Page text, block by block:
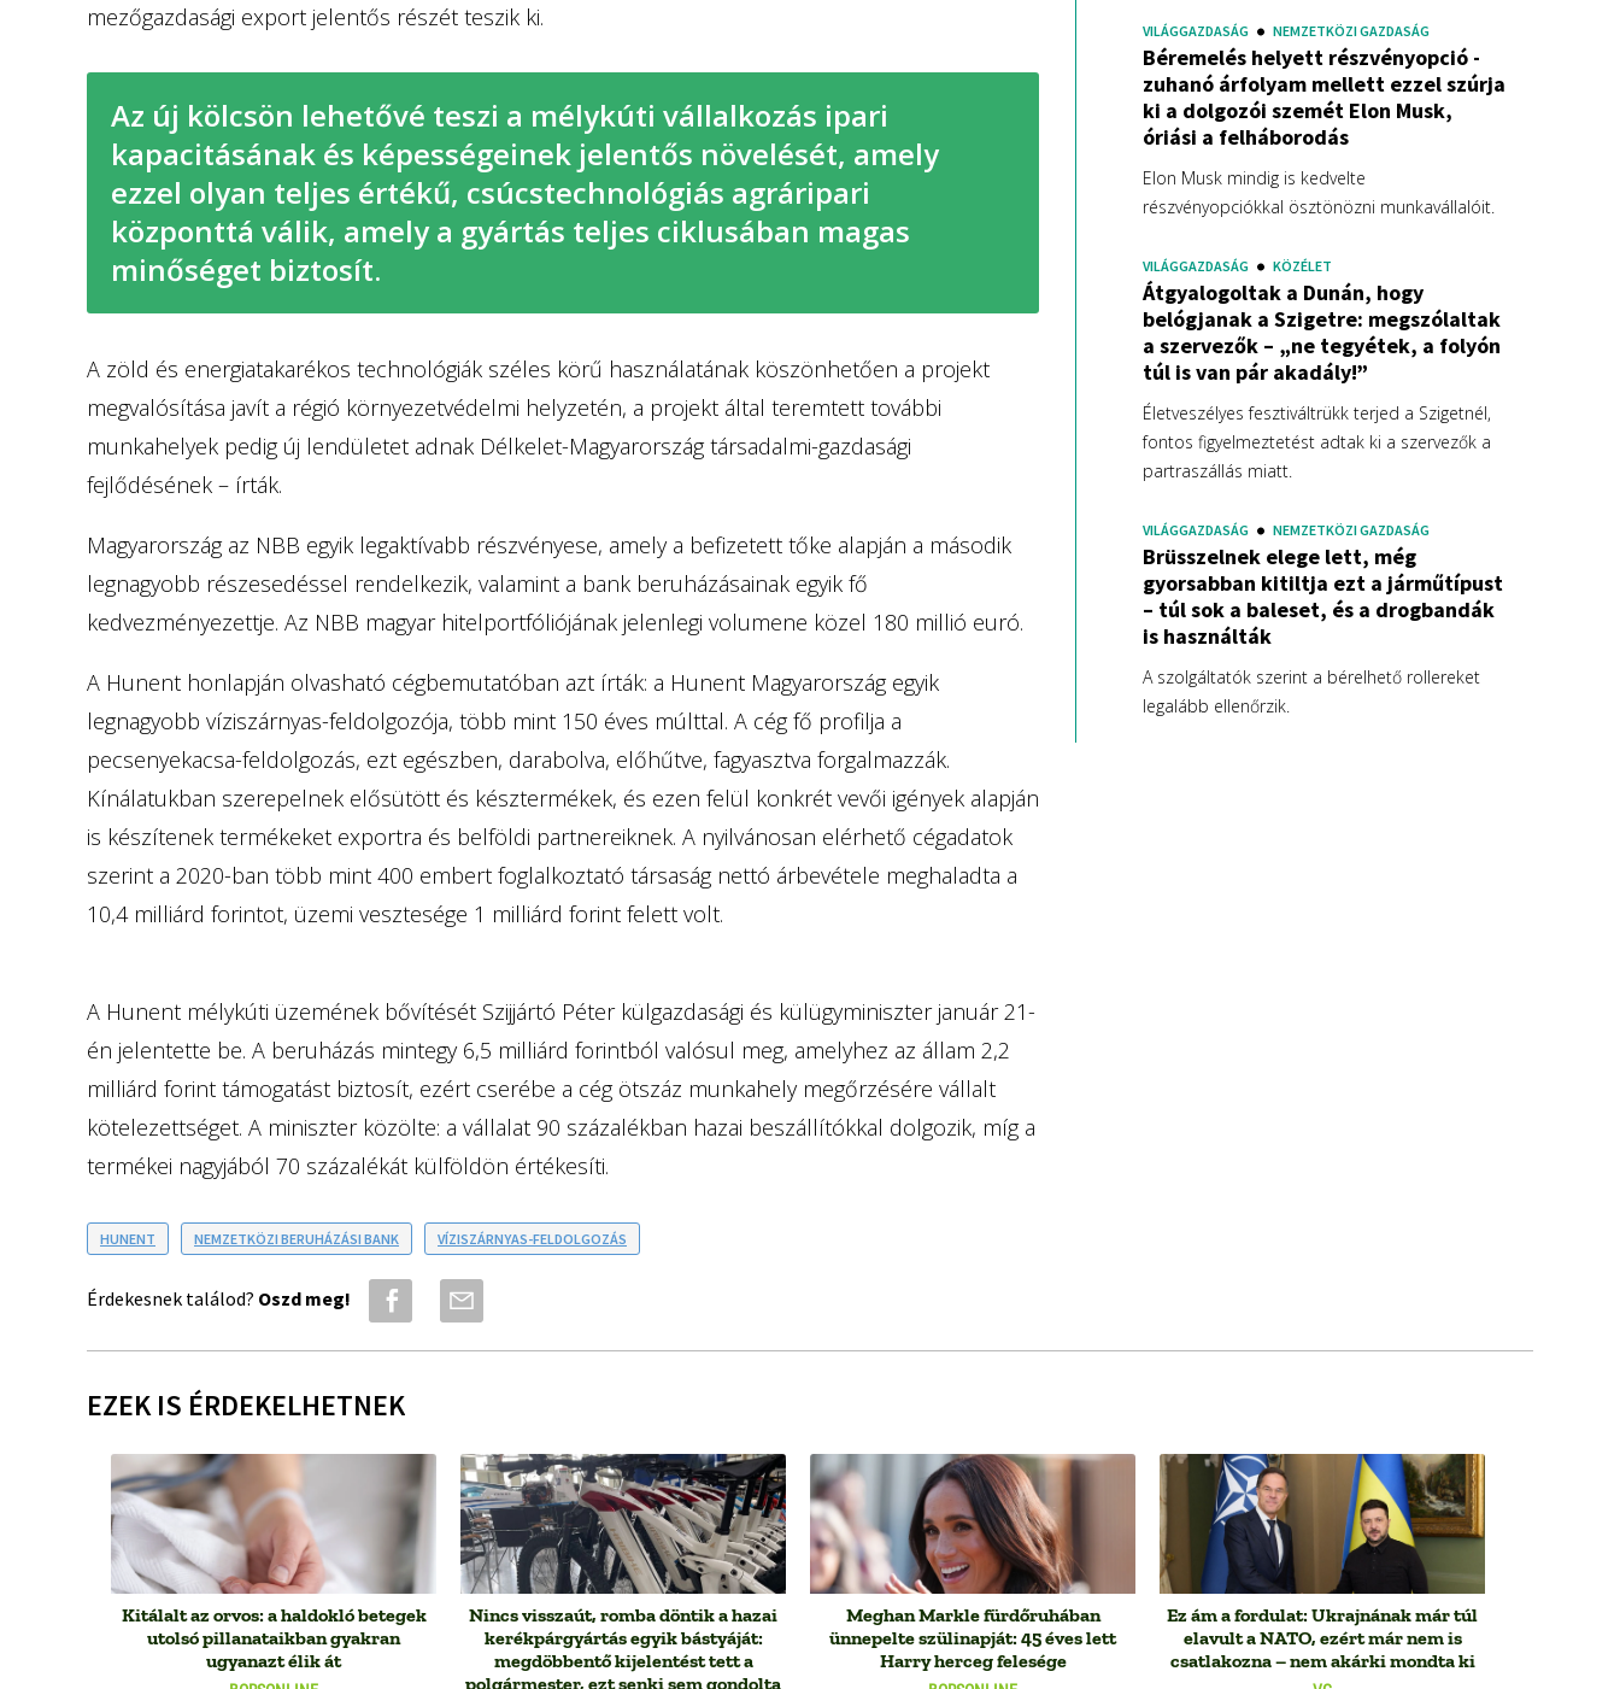
mezőgazdasági export jelentős részét teszik ki.
Az új kölcsön lehetővé teszi a mélykúti vállalkozás ipari
kapacitásának és képességeinek jelentős növelését, amely
ezzel olyan teljes értékű, csúcstechnológiás agráripari
központtá válik, amely a gyártás teljes ciklusában magas
minőséget biztosít.
A zöld és energiatakarékos technológiák széles körű használatának köszönhetően a projekt
megvalósítása javít a régió környezetvédelmi helyzetén, a projekt által teremtett további
munkahelyek pedig új lendületet adnak Délkelet-Magyarország társadalmi-gazdasági
fejlődésének – írták.
Magyarország az NBB egyik legaktívabb részvényese, amely a befizetett tőke alapján a második
legnagyobb részesedéssel rendelkezik, valamint a bank beruházásainak egyik fő
kedvezményezettje. Az NBB magyar hitelportfóliójának jelenlegi volumene közel 180 millió euró.
A Hunent honlapján olvasható cégbemutatóban azt írták: a Hunent Magyarország egyik
legnagyobb víziszárnyas-feldolgozója, több mint 150 éves múlttal. A cég fő profilja a
pecsenyekacsa-feldolgozás, ezt egészben, darabolva, előhűtve, fagyasztva forgalmazzák.
Kínálatukban szerepelnek elősütött és késztermékek, és ezen felül konkrét vevői igények alapján
is készítenek termékeket exportra és belföldi partnereiknek. A nyilvánosan elérhető cégadatok
szerint a 2020-ban több mint 400 embert foglalkoztató társaság nettó árbevétele meghaladta a
10,4 milliárd forintot, üzemi vesztesége 1 milliárd forint felett volt.
A Hunent mélykúti üzemének bővítését Szijjártó Péter külgazdasági és külügyminiszter január 21-
én jelentette be. A beruházás mintegy 6,5 milliárd forintból valósul meg, amelyhez az állam 2,2
milliárd forint támogatást biztosít, ezért cserébe a cég ötszáz munkahely megőrzésére vállalt
kötelezettséget. A miniszter közölte: a vállalat 90 százalékban hazai beszállítókkal dolgozik, míg a
termékei nagyjából 70 százalékát külföldön értékesíti.
HUNENT NEMZETKÖZI BERUHÁZÁSI BANK VÍZISZÁRNYAS-FELDOLGOZÁS
Érdekesnek találod? Oszd meg!
VILÁGGAZDASÁG NEMZETKÖZI GAZDASÁG
Béremelés helyett részvényopció -
zuhanó árfolyam mellett ezzel szúrja
ki a dolgozói szemét Elon Musk,
óriási a felháborodás
Elon Musk mindig is kedvelte
részvényopciókkal ösztönözni munkavállalóit.
VILÁGGAZDASÁG KÖZÉLET
Átgyalogoltak a Dunán, hogy
belógjanak a Szigetre: megszólaltak
a szervezők – „ne tegyétek, a folyón
túl is van pár akadály!”
Életveszélyes fesztiváltrükk terjed a Szigetnél,
fontos figyelmeztetést adtak ki a szervezők a
partraszállás miatt.
VILÁGGAZDASÁG NEMZETKÖZI GAZDASÁG
Brüsszelnek elege lett, még
gyorsabban kitiltja ezt a járműtípust
– túl sok a baleset, és a drogbandák
is használták
A szolgáltatók szerint a bérelhető rollereket
legalább ellenőrzik.
EZEK IS ÉRDEKELHETNEK
Kitálalt az orvos: a haldokló betegek
utolsó pillanataikban gyakran
ugyanazt élik át
Nincs visszaút, romba döntik a hazai
kerékpárgyártás egyik bástyáját:
megdöbbentő kijelentést tett a
polgármester, ezt senki sem gondolta
Meghan Markle fürdőruhában
ünnepelte szülinapját: 45 éves lett
Harry herceg felesége
Ez ám a fordulat: Ukrajnának már túl
elavult a NATO, ezért már nem is
csatlakozna – nem akárki mondta ki